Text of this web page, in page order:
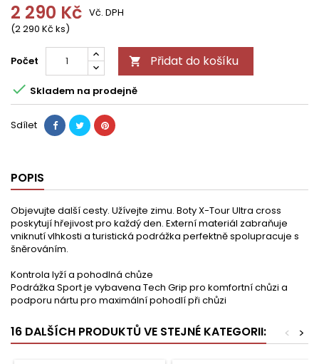
2 290 Kč
(2 290 Kč ks)
Vč. DPH
Počet  Přidat do košíku
 Skladem na prodejně
Sdílet
POPIS
Objevujte další cesty. Užívejte zimu. Boty X-Tour Ultra cross
poskytují hřejivost pro každý den. Externí materiál zabraňuje
vniknutí vlhkosti a turistická podrážka perfektně spolupracuje s
šněrováním.
Kontrola lyží a pohodlná chůze
Podrážka Sport je vybavena Tech Grip pro komfortní chůzi a
podporu nártu pro maximální pohodlí při chůzi
16 DALŠÍCH PRODUKTŮ VE STEJNÉ KATEGORII: >
<